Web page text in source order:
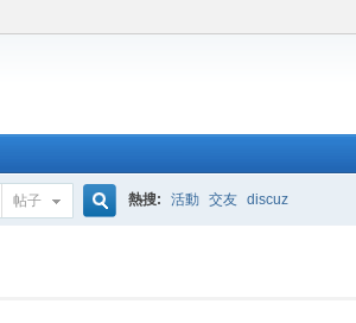
帖子 熱搜: 活動 交友 discuz